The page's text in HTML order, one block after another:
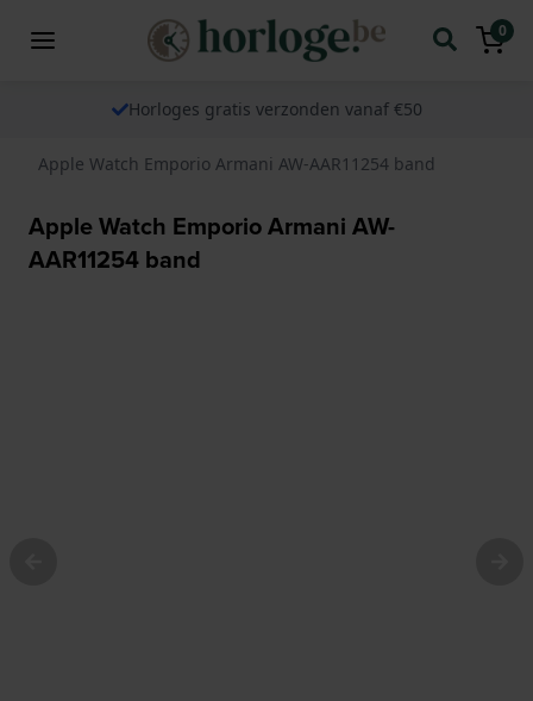
0
Horloges gratis verzonden vanaf €50
Apple Watch Emporio Armani AW-AAR11254 band
Apple Watch Emporio Armani AW-
AAR11254 band